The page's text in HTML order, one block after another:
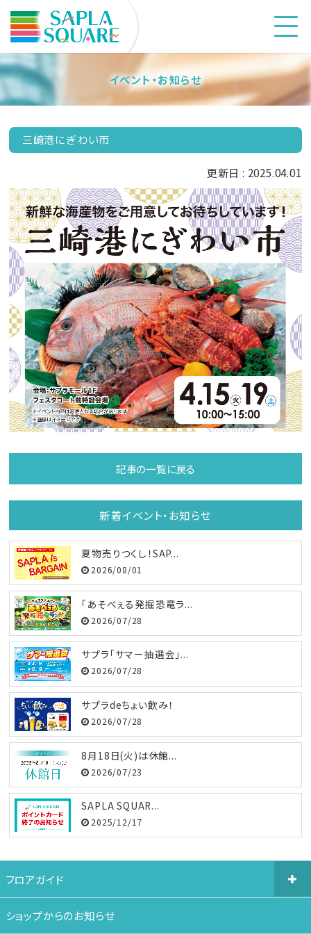
イベント・お知らせ
三崎港にぎわい市
更新日 : 2025.04.01
記事の一覧に戻る
新着イベント・お知らせ
夏物売りつくし！SAP...
2026/08/01
「あそべぇる発掘恐竜ラ...
2026/07/28
サプラ「サマー抽選会」...
2026/07/28
サプラdeちょい飲み！
2026/07/28
8月18日(火)は休館...
2026/07/23
SAPLA SQUAR...
2025/12/17
フロアガイド
ショップからのお知らせ